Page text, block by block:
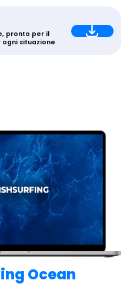
pronto per il
situazione
Ocean